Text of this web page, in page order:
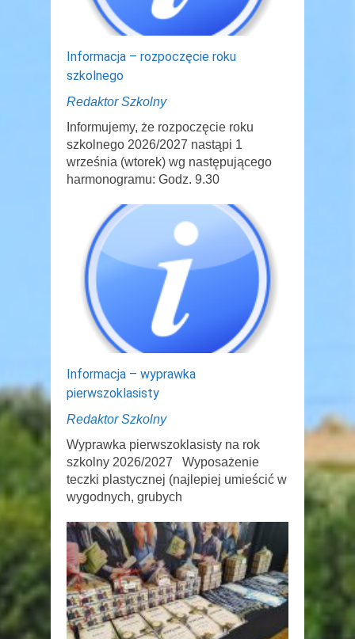
Informacja – rozpoczęcie roku
szkolnego
Redaktor Szkolny
Informujemy, że rozpoczęcie roku
szkolnego 2026/2027 nastąpi 1
września (wtorek) wg następującego
harmonogramu: Godz. 9.30
Informacja – wyprawka
pierwszoklasisty
Redaktor Szkolny
Wyprawka pierwszoklasisty na rok
szkolny 2026/2027 Wyposażenie
teczki plastycznej (najlepiej umieścić w
wygodnych, grubych